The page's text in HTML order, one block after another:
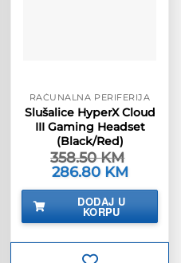
RAČUNALNA PERIFERIJA
Slušalice HyperX Cloud
III Gaming Headset
(Black/Red)
358.50KM
Izvorna
cijena
bila
358.50 KM.
286.80 KM
je:
DODAJ U
KORPU